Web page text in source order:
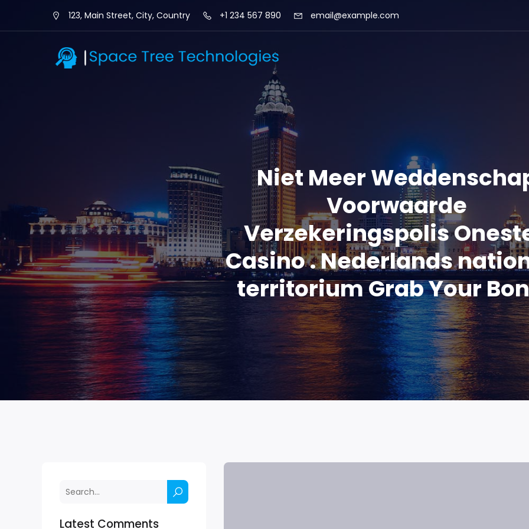
123, Main Street, City, Country +1 234 567 890 email@example.com
Niet Meer
Voorwaarde
Verzekeringspolis
Casino . Nederlands
territorium Grab Your
Latest Comments